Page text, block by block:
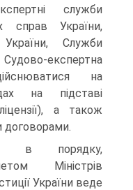
служби
справ України,
Служби
експертна
на
на пiдставi
а також
договорами.
в порядку,
Мiнiстрiв
України веде